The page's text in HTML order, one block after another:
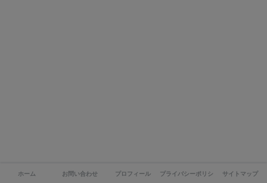
ホーム お問い合わせ プロフィール プライバシーポリシー サイトマップ